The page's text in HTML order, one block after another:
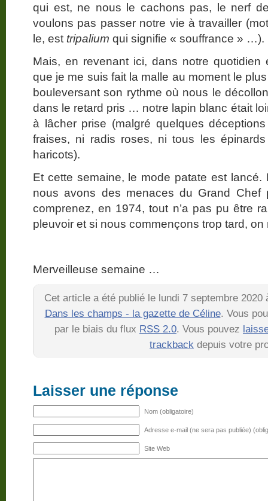
qui est, ne nous le cachons pas, le nerf
voulons pas passer notre vie à travailler
le, est tripalium qui signifie « souffrance » …).
Mais, en revenant ici, dans notre quotidien
que je me suis fait la malle au moment le
bouleversant son rythme où nous le
dans le retard pris … notre lapin blanc était
à lâcher prise (malgré quelques
fraises, ni radis roses, ni tous les
haricots).
Et cette semaine, le mode patate est
nous avons des menaces du Grand Chef
comprenez, en 1974, tout n’a pas pu être
pleuvoir et si nous commençons trop tard,
Merveilleuse semaine …
Cet article a été publié le lundi 7 septembre
Dans les champs - la gazette de Céline. Vous
par le biais du flux RSS 2.0. Vous pouvez
trackback depuis votre
Laisser une réponse
Nom (obligatoire)
Adresse e-mail (ne sera pas publiée)
Site Web